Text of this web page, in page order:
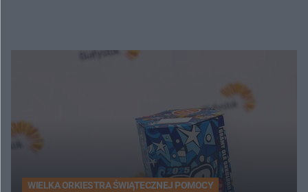
WIELKA ORKIESTRA ŚWIĄTECZNEJ POMOCY